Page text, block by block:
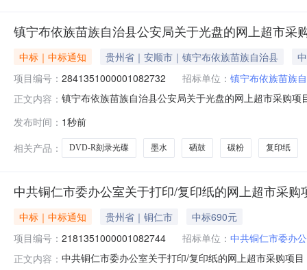
镇宁布依族苗族自治县公安局关于光盘的网上超市采
中标｜中标通知 贵州省｜安顺市｜镇宁布依族苗族自治县
项目编号： 2841351000001082732 招标单位： 镇宁布依族苗族
正文内容： 镇宁布依族苗族自治县公安局关于光盘的网上超市采购
在行政区划编码:520423项目所在行政区划名称:贵州省
发布时间： 1秒前
相关产品：
DVD-R刻录光碟 墨水 硒鼓 碳粉 复印纸
中共铜仁市委办公室关于打印/复印纸的网上超市采购
中标｜中标通知 贵州省｜铜仁市
中标690元
项目编号： 2181351000001082744 招标单位： 中共铜仁市委办
正文内容： 中共铜仁市委办公室关于打印/复印纸的网上超市采购项